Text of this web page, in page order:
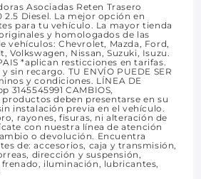
Asociadas Reten Trasero
2.5 Diesel. La mejor opción en
para tu vehículo. La mayor tienda
y homologados de las
vehículos: Chevrolet, Mazda, Ford,
Volkswagen, Nissan, Suzuki, Isuzu.
*aplican resticciones en tarifas.
sin recargo. TU ENVÍO PUEDE SER
y condiciones. LÍNEA DE
3145545991 CAMBIOS,
productos deben presentarse en su
instalación previa en el vehículo.
rayones, fisuras, ni alteración de
con nuestra línea de atención
o devolución. Encuentra
de: accesorios, caja y transmisión,
dirección y suspensión,
iluminación, lubricantes,